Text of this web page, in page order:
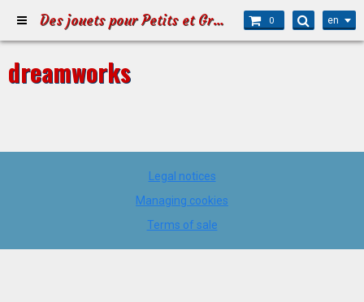
Des jouets pour Petits et Grands 0 en
dreamworks
Legal notices
Managing cookies
Terms of sale